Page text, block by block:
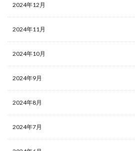
2024年12月
2024年11月
2024年10月
2024年9月
2024年8月
2024年7月